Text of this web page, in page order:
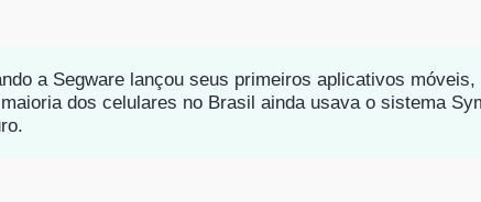
a Segware lançou seus primeiros aplicativos
dos celulares no Brasil ainda usava o sistema